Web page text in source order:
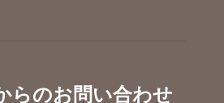
らのお問い合わせ